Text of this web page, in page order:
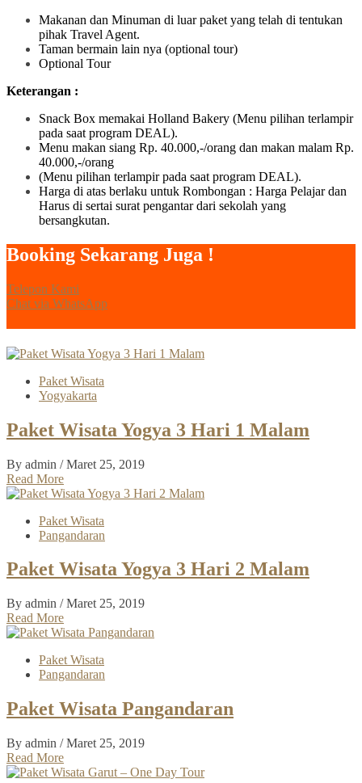
Makanan dan Minuman di luar paket yang telah di tentukan
pihak Travel Agent.
Taman bermain lain nya (optional tour)
Optional Tour
Keterangan :
Snack Box memakai Holland Bakery (Menu pilihan terlampir
pada saat program DEAL).
Menu makan siang Rp. 40.000,-/orang dan makan malam Rp.
40.000,-/orang
(Menu pilihan terlampir pada saat program DEAL).
Harga di atas berlaku untuk Rombongan : Harga Pelajar dan
Harus di sertai surat pengantar dari sekolah yang
bersangkutan.
Booking Sekarang Juga !
Telepon Kami
Chat via WhatsApp
Paket Wisata
Yogyakarta
Paket Wisata Yogya 3 Hari 1 Malam
By admin / Maret 25, 2019
Read More
Paket Wisata
Pangandaran
Paket Wisata Yogya 3 Hari 2 Malam
By admin / Maret 25, 2019
Read More
Paket Wisata
Pangandaran
Paket Wisata Pangandaran
By admin / Maret 25, 2019
Read More